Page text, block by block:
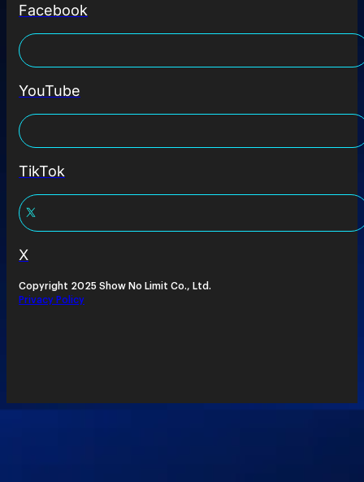
Facebook
YouTube
TikTok
X
Copyright 2025 Show No Limit Co., Ltd.
Privacy Policy